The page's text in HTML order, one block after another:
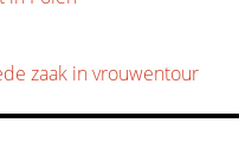
zaak in vrouwentour